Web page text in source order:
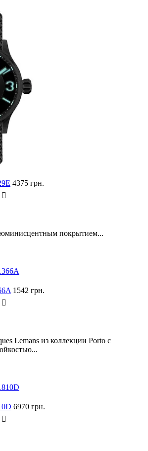
4375 грн.
покрытием...
1542 грн.
Lemans из коллекции Porto с
6970 грн.